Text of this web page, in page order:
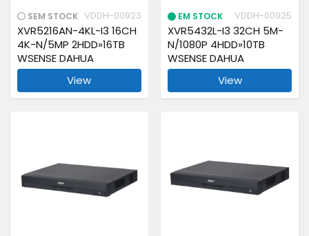
SEM STOCK VDDH-00923
XVR5216AN-4KL-I3 16CH
4K-N/5MP 2HDD»16TB
WSENSE DAHUA
View
EM STOCK VDDH-00925
XVR5432L-I3 32CH 5M-
N/1080P 4HDD»10TB
WSENSE DAHUA
View